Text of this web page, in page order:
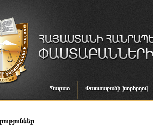
Պալատ Փաստաբանի խորհրդով